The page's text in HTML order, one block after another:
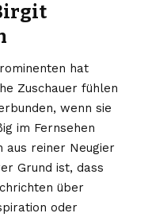
hat
Zuschauer fühlen
wenn sie
im Fernsehen
aus reiner Neugier
Grund ist, dass
über
oder